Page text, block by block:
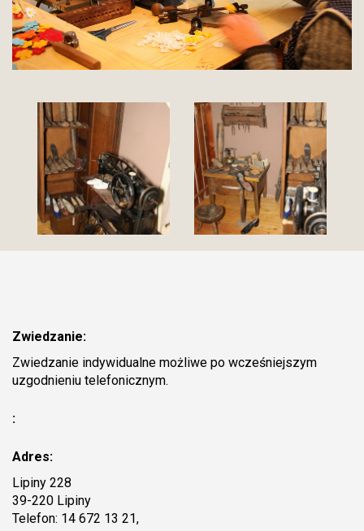
Zwiedzanie:
Zwiedzanie indywidualne możliwe po wcześniejszym
uzgodnieniu telefonicznym.
:
Adres:
Lipiny 228
39-220 Lipiny
Telefon: 14 672 13 21,